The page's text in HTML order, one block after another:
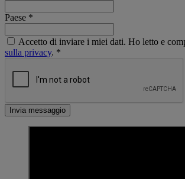
Paese *
Accetto di inviare i miei dati. Ho letto e
sulla privacy. *
Invia messaggio